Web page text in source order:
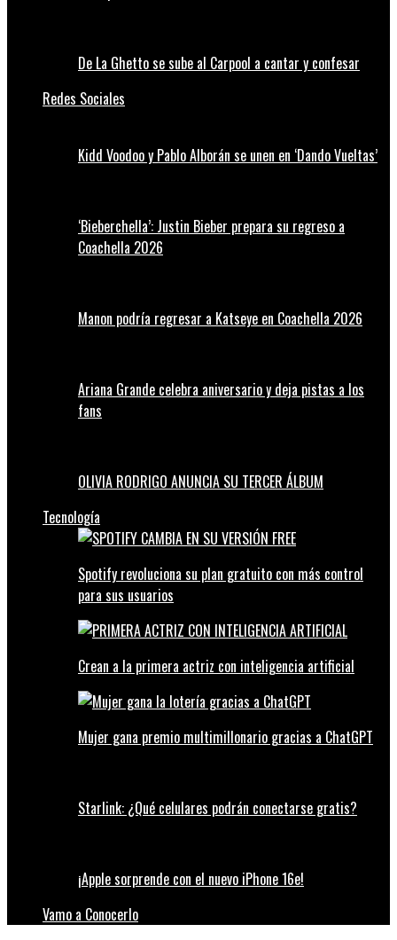
De La Ghetto se sube al Carpool a cantar y confesar
Redes Sociales
Kidd Voodoo y Pablo Alborán se unen en ‘Dando Vueltas’
‘Bieberchella’: Justin Bieber prepara su regreso a
Coachella 2026
Manon podría regresar a Katseye en Coachella 2026
Ariana Grande celebra aniversario y deja pistas a los
fans
OLIVIA RODRIGO ANUNCIA SU TERCER ÁLBUM
Tecnología
Spotify revoluciona su plan gratuito con más control
para sus usuarios
Crean a la primera actriz con inteligencia artificial
Mujer gana premio multimillonario gracias a ChatGPT
Starlink: ¿Qué celulares podrán conectarse gratis?
¡Apple sorprende con el nuevo iPhone 16e!
Vamo a Conocerlo